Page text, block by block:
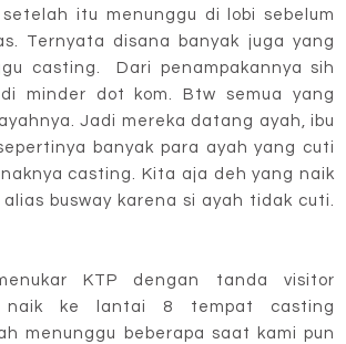
itu menunggu di lobi sebelum
Ternyata disana banyak juga yang
casting. Dari penampakannya sih
minder dot kom. Btw semua yang
Jadi mereka datang ayah, ibu
banyak para ayah yang cuti
casting. Kita aja deh yang naik
busway karena si ayah tidak cuti.
KTP dengan tanda visitor
naik ke lantai 8 tempat casting
menunggu beberapa saat kami pun